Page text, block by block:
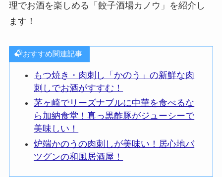
理でお酒を楽しめる「餃子酒場カノウ」を紹介し
ます！
おすすめ関連記事
もつ焼き・肉刺し「かのう」の新鮮な肉
刺しでお酒がすすむ！
茅ヶ崎でリーズナブルに中華を食べるな
ら加納食堂！真っ黒酢豚がジューシーで
美味しい！
炉端かのうの肉刺しが美味い！居心地バ
ツグンの和風居酒屋！